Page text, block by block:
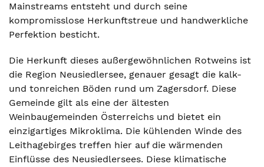
Mainstreams entsteht und durch seine
kompromisslose Herkunftstreue und handwerkliche
Perfektion besticht.
Die Herkunft dieses außergewöhnlichen Rotweins ist
die Region Neusiedlersee, genauer gesagt die kalk-
und tonreichen Böden rund um Zagersdorf. Diese
Gemeinde gilt als eine der ältesten
Weinbaugemeinden Österreichs und bietet ein
einzigartiges Mikroklima. Die kühlenden Winde des
Leithagebirges treffen hier auf die wärmenden
Einflüsse des Neusiedlersees. Diese klimatische